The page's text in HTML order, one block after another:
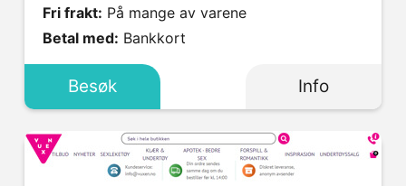
Fri frakt: På mange av varene
Betal med: Bankkort
Besøk Info